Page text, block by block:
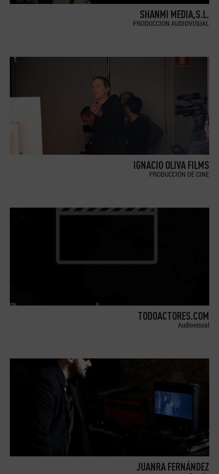
SHANMI MEDIA,S.L.
PRODUCCION AUDIOVISUAL
IGNACIO OLIVA FILMS
PRODUCCIÓN DE CINE
TODOACTORES.COM
Audiovisual
JUANRA FERNÁNDEZ